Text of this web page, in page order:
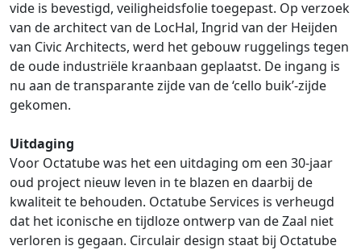
vide is bevestigd, veiligheidsfolie toegepast. Op verzoek
van de architect van de LocHal, Ingrid van der Heijden
van Civic Architects, werd het gebouw ruggelings tegen
de oude industriële kraanbaan geplaatst. De ingang is
nu aan de transparante zijde van de ‘cello buik’-zijde
gekomen.
Uitdaging
Voor Octatube was het een uitdaging om een 30-jaar
oud project nieuw leven in te blazen en daarbij de
kwaliteit te behouden. Octatube Services is verheugd
dat het iconische en tijdloze ontwerp van de Zaal niet
verloren is gegaan. Circulair design staat bij Octatube